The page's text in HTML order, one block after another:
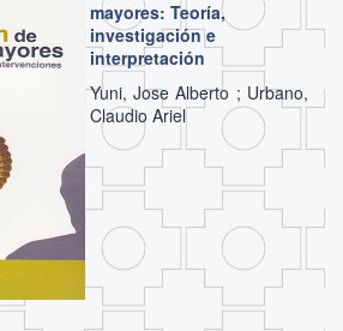
mayores: Teoría,
investigación e
interpretación
Yuni, Jose Alberto ; Urbano,
Claudio Ariel